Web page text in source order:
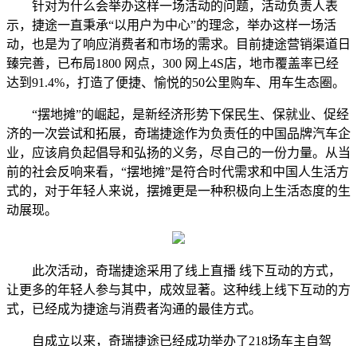
针对为什么会举办这样一场活动的问题，活动负责人表
示，捷途一直秉承“以用户为中心”的理念，举办这样一场活
动，也是为了响应消费者和市场的需求。目前捷途营销渠道日
臻完善，已布局1800 网点，300 网上4S店，地市覆盖率已经
达到91.4%，打造了便捷、愉悦的50公里购车、用车生态圈。
“摆地摊”的崛起，是新经济形势下保民生、保就业、促经
济的一次尝试和拓展，奇瑞捷途作为负责任的中国品牌汽车企
业，应该肩负起倡导和弘扬的义务，尽自己的一份力量。从当
前的社会反响来看，“摆地摊”是符合时代需求和中国人生活方
式的，对于年轻人来说，摆摊更是一种积极向上生活态度的生
动展现。
此次活动，奇瑞捷途采用了线上直播 线下互动的方式，
让更多的年轻人参与其中，成效显著。这种线上线下互动的方
式，已经成为捷途与消费者沟通的最佳方式。
自成立以来，奇瑞捷途已经成功举办了218场车主自驾